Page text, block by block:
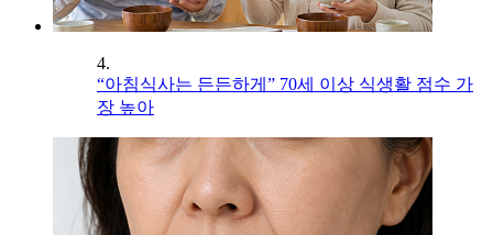
4.
“아침식사는 든든하게” 70세 이상 식생활 점수 가
장 높아